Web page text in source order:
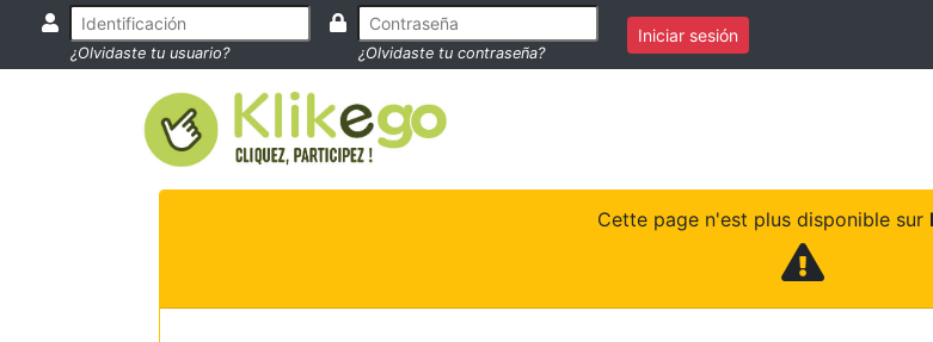
¿Olvidaste tu usuario? ¿Olvidaste tu contraseña?
Iniciar sesión
Cette page n'est plus disponible sur